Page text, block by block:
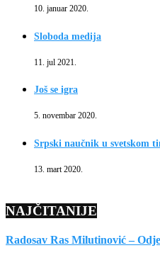
10. januar 2020.
Sloboda medija
11. jul 2021.
Još se igra
5. novembar 2020.
Srpski naučnik u svetskom
13. mart 2020.
NAJČITANIJE
Radosav Ras Milutinović –